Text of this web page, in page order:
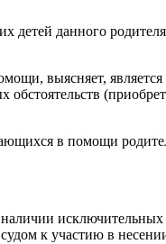
данного
выясняет,
обстоятельств
в помощи
исключительных
к участию в